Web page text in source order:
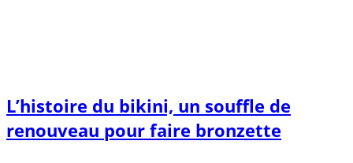
L’histoire du bikini, un souffle de
renouveau pour faire bronzette